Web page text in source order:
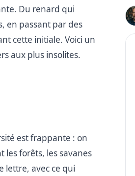
Du renard qui
en passant par des
cette initiale. Voici un
aux plus insolites.
est frappante : on
les forêts, les savanes
lettre, avec ce qui